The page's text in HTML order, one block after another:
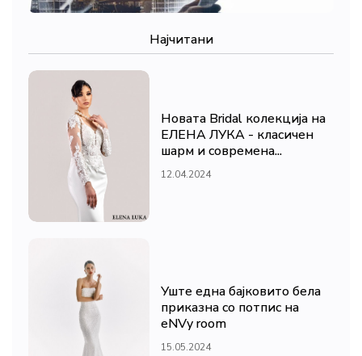
Најчитани
Новата Bridal колекција на
ЕЛЕНА ЛУКА - класичен
шарм и современа...
12.04.2024
Уште една бајковито бела
приказна со потпис на
eNVy room
15.05.2024